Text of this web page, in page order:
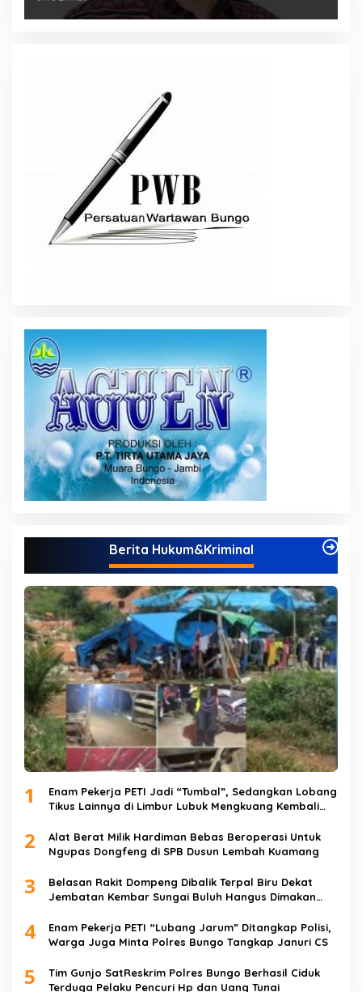
Berita Hukum&Kriminal
1
Enam Pekerja PETI Jadi “Tumbal”, Sedangkan Lobang
Tikus Lainnya di Limbur Lubuk Mengkuang Kembali
2
Alat Berat Milik Hardiman Bebas Beroperasi Untuk
Ngupas Dongfeng di SPB Dusun Lembah Kuamang
3
Belasan Rakit Dompeng Dibalik Terpal Biru Dekat
Jembatan Kembar Sungai Buluh Hangus Dimakan
4
Enam Pekerja PETI “Lubang Jarum” Ditangkap Polisi,
Warga Juga Minta Polres Bungo Tangkap Januri CS
5
Tim Gunjo SatReskrim Polres Bungo Berhasil Ciduk
Terduga Pelaku Pencuri Hp dan Uang Tunai